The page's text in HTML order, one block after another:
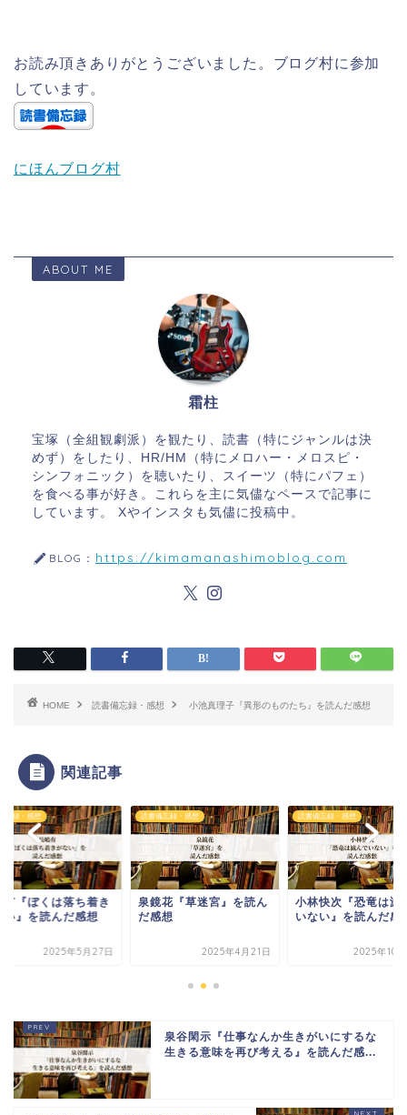
お読み頂きありがとうございました。ブログ村に参加
しています。
にほんブログ村
ABOUT ME
霜柱
宝塚（全組観劇派）を観たり、読書（特にジャンルは決
めず）をしたり、HR/HM（特にメロハー・メロスピ・
シンフォニック）を聴いたり、スイーツ（特にパフェ）
を食べる事が好き。これらを主に気儘なペースで記事に
しています。 Xやインスタも気儘に投稿中。
BLOG： https://kimamanashimoblog.com
HOME 読書備忘録・感想 小池真理子『異形のものたち』を読んだ感想
関連記事
忘録・感想
有『ぼくは落ち着き
い』を読んだ感想
2025年5月27日
読書備忘録・感想
泉鏡花『草迷宮』を読ん
だ感想
2025年4月21日
読書備忘録・感想
小林快次『恐竜は滅
いない』を読んだ感
2025年10
泉谷閑示『仕事なんか生きがいにするな
生きる意味を再び考える』を読んだ感...